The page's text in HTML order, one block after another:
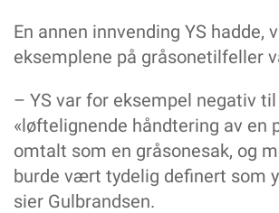
En annen innvending YS hadde,
eksemplene på gråsonetilfeller
– YS var for eksempel negativ
«løftelignende håndtering av en
omtalt som en gråsonesak, og
burde vært tydelig definert som
sier Gulbrandsen.